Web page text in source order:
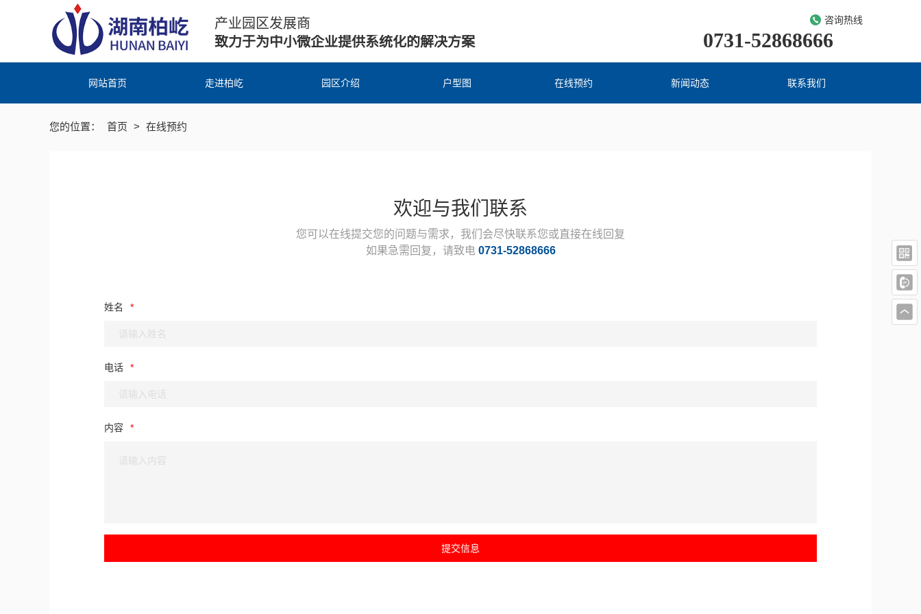
网站首页 走进柏屹 园区介绍 户型图 在线预约 新闻动态 联系我们
0731-52868666
产业园区发展商
致力于为中小微企业提供系统化的解决方案
咨询热线
您的位置： 首页 > 在线预约
欢迎与我们联系
您可以在线提交您的问题与需求，我们会尽快联系您或直接在线回复
如果急需回复，请致电 0731-52868666
姓名
电话
内容